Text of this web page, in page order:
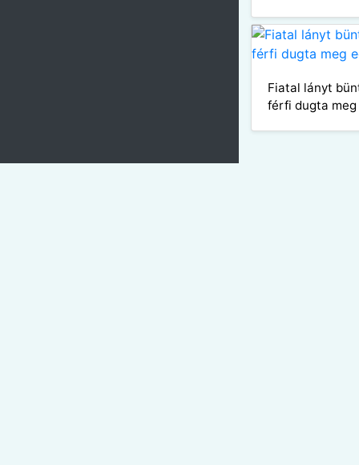
Fiatal lányt
férfi dugta